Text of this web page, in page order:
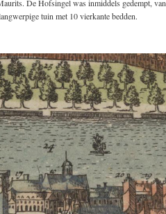
De Hofsingel was inmiddels gedempt,
tuin met 10 vierkante bedden.